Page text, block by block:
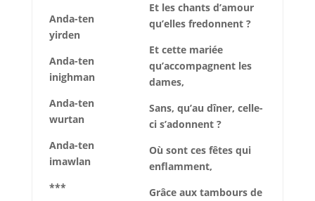
Anda-ten
yirden
Anda-ten
inighman
Anda-ten
wurtan
Anda-ten
imawlan
***
Et les chants d’amour
qu’elles fredonnent ?
Et cette mariée
qu’accompagnent les
dames,
Sans, qu’au dîner, celle-
ci s’adonnent ?
Où sont ces fêtes qui
enflamment,
Grâce aux tambours de